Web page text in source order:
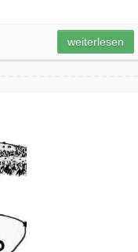
weiterlesen